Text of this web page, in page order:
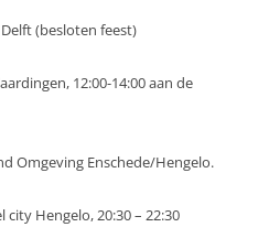
(besloten feest)
12:00-14:00 aan de
Omgeving Enschede/Hengelo.
Hengelo, 20:30 – 22:30